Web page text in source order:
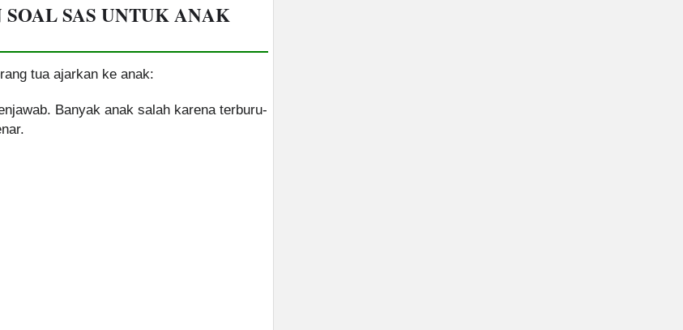
SAS UNTUK ANAK
tua ajarkan ke anak:
Banyak anak salah karena terburu-